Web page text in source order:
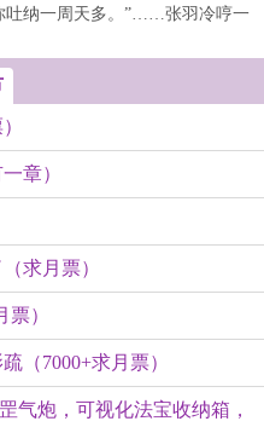
吐纳一周天多。”……张羽冷哼一
章）
求月票）
）
（7000+求月票）
气炮，可视化法宝收纳箱，